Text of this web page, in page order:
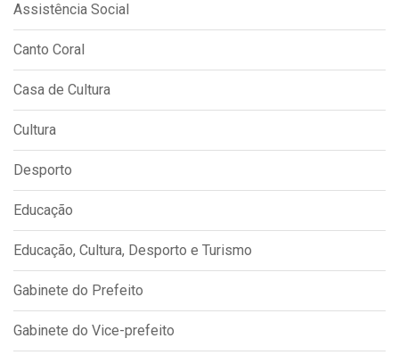
Assistência Social
Canto Coral
Casa de Cultura
Cultura
Desporto
Educação
Educação, Cultura, Desporto e Turismo
Gabinete do Prefeito
Gabinete do Vice-prefeito